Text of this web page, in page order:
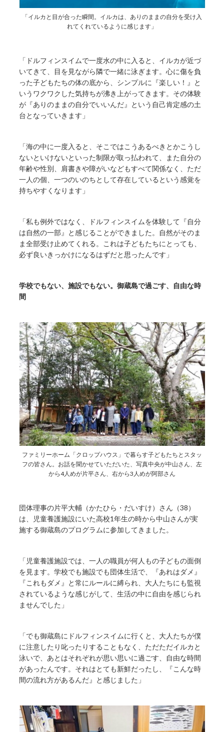
「イルカと目が合った瞬間。イルカは、ありのままの自分を受け入
れてくれているように感じます」
「ドルフィンスイムで一度水の中に入ると、イルカが近づ
いてきて、目を見ながら隣で一緒に泳ぎます。心に傷を負
った子どもたちの体の底から、シンプルに『楽しい！』と
いうワクワクした気持ちが沸き上がってきます。その体験
が『ありのままの自分でいいんだ』という自己肯定感の土
台となっていきます」
「海の中に一度入ると、そこではこうあるべきとかこうし
ないといけないといった制限が取っ払われて、また自分の
年齢や性別、肩書きや障がいなどもすべて関係なく、ただ
一人の個、一つのいのちとして存在しているという感覚を
持ちやすくなります」
「私も例外ではなく、ドルフィンスイムを体験して『自分
は自然の一部』と感じることができました。自然がそのま
ま全部受け止めてくれる。これは子どもたちにとっても、
必ず良いきっかけになるはずだと思ったんです」
学校でもない、施設でもない。御蔵島で過ごす、自由な時
間
ファミリーホーム「クロップハウス」で暮らす子どもたちとスタッ
フの皆さん。お話を聞かせていただいた、写真中央が中山さん、左
から4人めが片平さん、右から3人めが阿部さん
団体理事の片平大輔（かたひら・だいすけ）さん（38）
は、児童養護施設にいた高校1年生の時から中山さんが実
施する御蔵島のプログラムに参加してきました。
「児童養護施設では、一人の職員が何人もの子どもの面倒
を見ます。学校でも施設でも団体生活で、『あれはダメ』
『これもダメ』と常にルールに縛られ、大人たちにも監視
されているような感じがして、生活の中に自由を感じられ
ませんでした」
「でも御蔵島にドルフィンスイムに行くと、大人たちが僕
に注意したり叱ったりすることもなく、ただただイルカと
泳いで、あとはそれぞれが思い思いに過ごす、自由な時間
があったんです。それはとても新鮮だったし、『こんな時
間の流れ方があるんだ』と感じました」